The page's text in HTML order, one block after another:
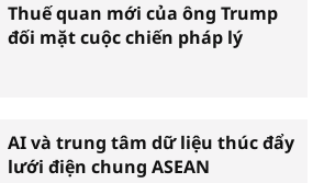
Thuế quan mới của ông Trump
đối mặt cuộc chiến pháp lý
AI và trung tâm dữ liệu thúc đẩy
lưới điện chung ASEAN